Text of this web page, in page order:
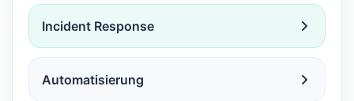
Incident Response
Automatisierung